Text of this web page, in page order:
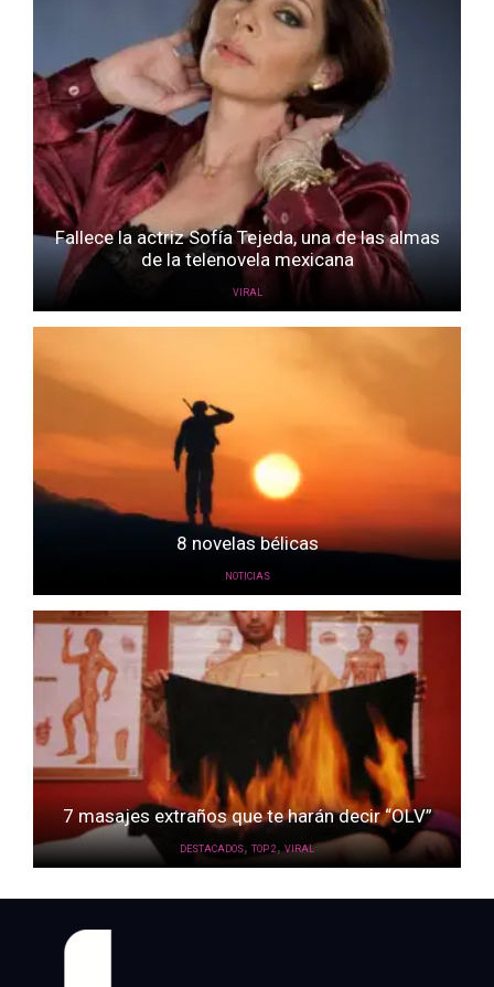
Fallece la actriz Sofía Tejeda, una de las almas
de la telenovela mexicana
VIRAL
8 novelas bélicas
NOTICIAS
7 masajes extraños que te harán decir “OLV”
DESTACADOS, TOP 2, VIRAL